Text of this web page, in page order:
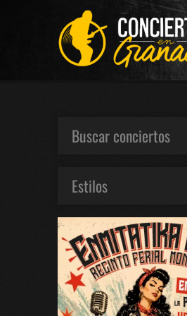
Buscar conciertos
Estilos